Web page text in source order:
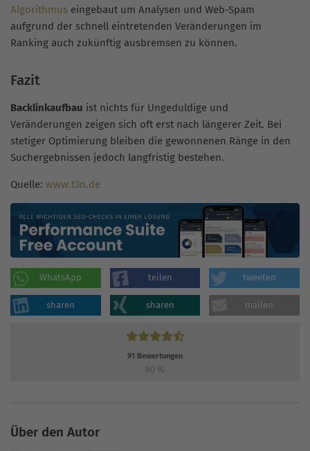
Algorithmus eingebaut um Analysen und Web-Spam
aufgrund der schnell eintretenden Veränderungen im
Ranking auch zukünftig ausbremsen zu können.
Fazit
Backlinkaufbau ist nichts für Ungeduldige und
Veränderungen zeigen sich oft erst nach längerer Zeit. Bei
stetiger Optimierung bleiben die gewonnenen Ränge in den
Suchergebnissen jedoch langfristig bestehen.
Quelle: www.t3n.de
WhatsApp teilen tweeten
sharen sharen mailen
91 Bewertungen
90 %
Über den Autor